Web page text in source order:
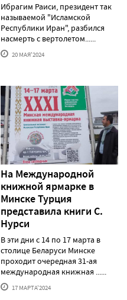
Ибрагим Раиси, президент так
называемой "Исламской
Республики Иран", разбился
насмерть с вертолетом......
20 МАЯ'2024
На Международной
книжной ярмарке в
Минске Турция
представила книги С.
Нурси
В эти дни с 14 по 17 марта в
столице Беларуси Минске
проходит очередная 31-ая
международная книжная ......
17 МАРТА'2024